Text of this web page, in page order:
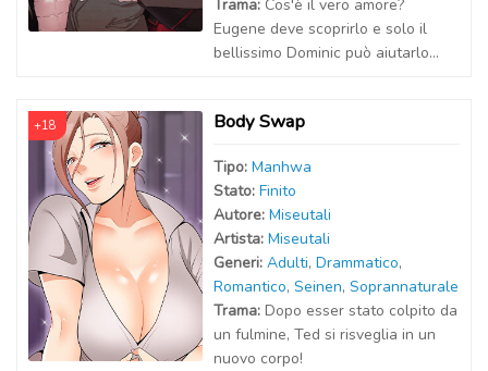
Trama: Cos'è il vero amore?
Eugene deve scoprirlo e solo il
bellissimo Dominic può aiutarlo...
+18 Body Swap
Tipo: Manhwa
Stato: Finito
Autore: Miseutali
Artista: Miseutali
Generi: Adulti, Drammatico,
Romantico, Seinen, Soprannaturale
Trama: Dopo esser stato colpito da
un fulmine, Ted si risveglia in un
nuovo corpo!